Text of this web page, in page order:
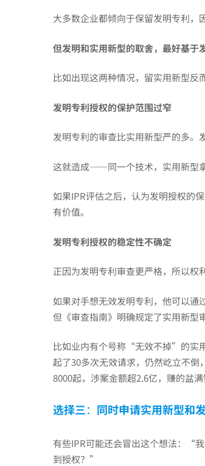
个
选
择
IPR
要
做
对！
大多数企业都倾向于保留发明专利，
但发明和实用新型的取舍，最好基于
比如出现这两种情况，留实用新型反
发明专利授权的保护范围过窄
发明专利的审查比实用新型严的多。
这就造成——同一个技术，实用新型
如果IPR评估之后，认为发明授权的
有价值。
发明专利授权的稳定性不确定
正因为发明专利审查更严格，所以权
如果对手想无效发明专利，他可以通
但《审查指南》明确规定了实用新型
比如业内有个号称“无效不掉”的实
起了30多次无效请求，仍然屹立不
8000起，涉案金额超2.6亿，赚的盆满
选择三： 同时申请实用新型和
有些IPR可能还会冒出这个想法：“
到授权？”